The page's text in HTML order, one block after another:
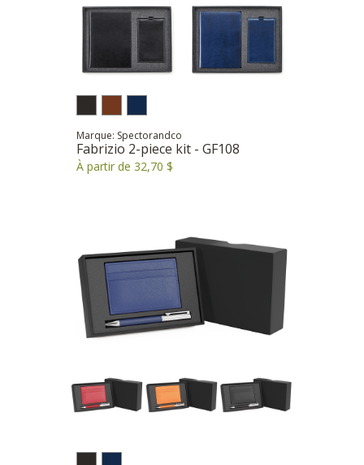
Marque: Spectorandco
Fabrizio 2-piece kit - GF108
À partir de 32,70 $